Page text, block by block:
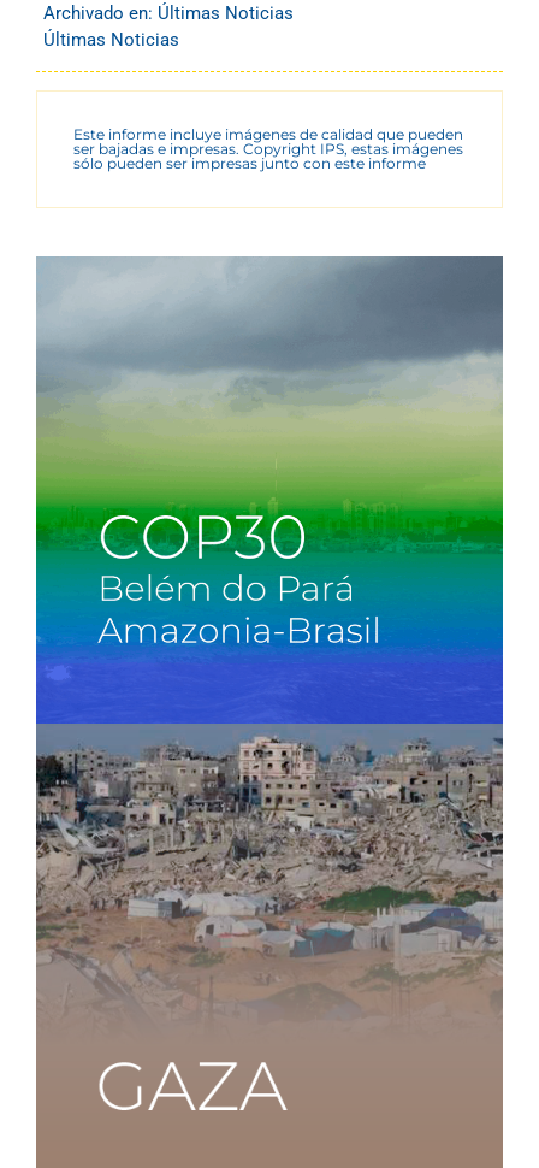
Archivado en: Últimas Noticias
Últimas Noticias
Este informe incluye imágenes de calidad que pueden
ser bajadas e impresas. Copyright IPS, estas imágenes
sólo pueden ser impresas junto con este informe